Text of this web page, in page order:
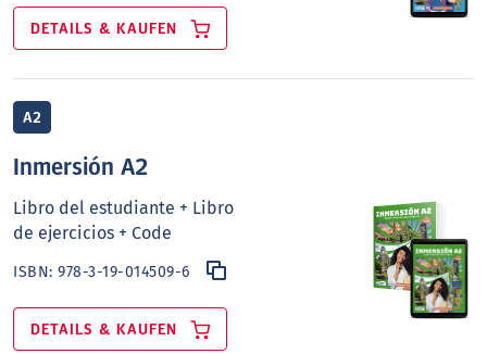
DETAILS & KAUFEN
A2
Inmersión A2
Libro del estudiante + Libro
de ejercicios + Code
ISBN:978-3-19-014509-6
DETAILS & KAUFEN